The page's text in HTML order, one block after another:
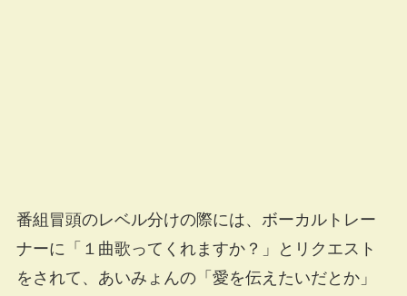
番組冒頭のレベル分けの際には、ボーカルトレー
ナーに「１曲歌ってくれますか？」とリクエスト
をされて、あいみょんの「愛を伝えたいだとか」